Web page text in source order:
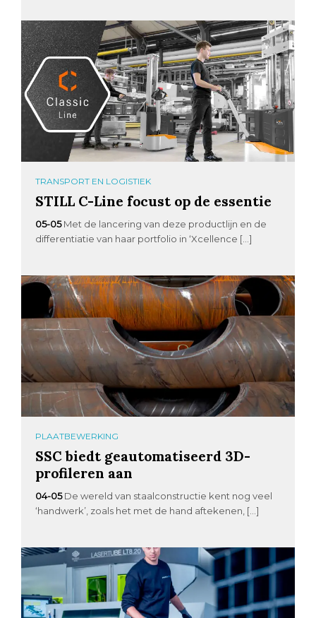
TRANSPORT EN LOGISTIEK
STILL C-Line focust op de essentie
05-05 Met de lancering van deze productlijn en de
differentiatie van haar portfolio in ‘Xcellence […]
PLAATBEWERKING
SSC biedt geautomatiseerd 3D-
profileren aan
04-05 De wereld van staalconstructie kent nog veel
‘handwerk’, zoals het met de hand aftekenen, […]